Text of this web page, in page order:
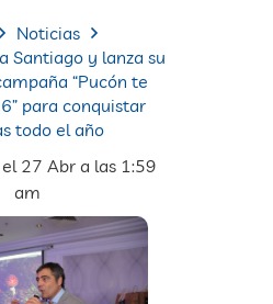
Noticias
Santiago y lanza su
“Pucón te
para conquistar
todo el año
27 Abr a las 1:59
am